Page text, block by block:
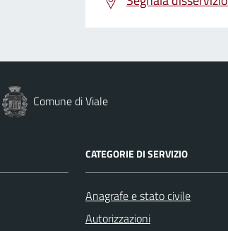
Comune di Viale
CATEGORIE DI SERVIZIO
Anagrafe e stato civile
Autorizzazioni